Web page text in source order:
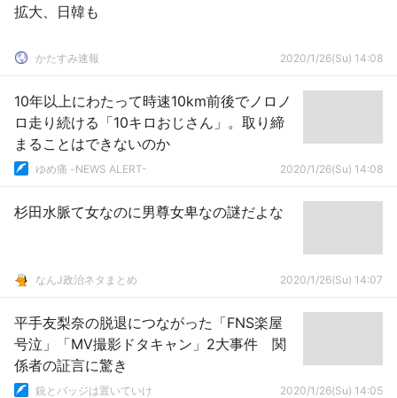
拡大、日韓も
かたすみ速報 2020/1/26(Su) 14:08
10年以上にわたって時速10km前後でノロノ
ロ走り続ける「10キロおじさん」。取り締
まることはできないのか
ゆめ痛 -NEWS ALERT- 2020/1/26(Su) 14:08
杉田水脈て女なのに男尊女卑なの謎だよな
なんJ政治ネタまとめ 2020/1/26(Su) 14:07
平手友梨奈の脱退につながった「FNS楽屋
号泣」「MV撮影ドタキャン」2大事件 関
係者の証言に驚き
銃とバッジは置いていけ 2020/1/26(Su) 14:05